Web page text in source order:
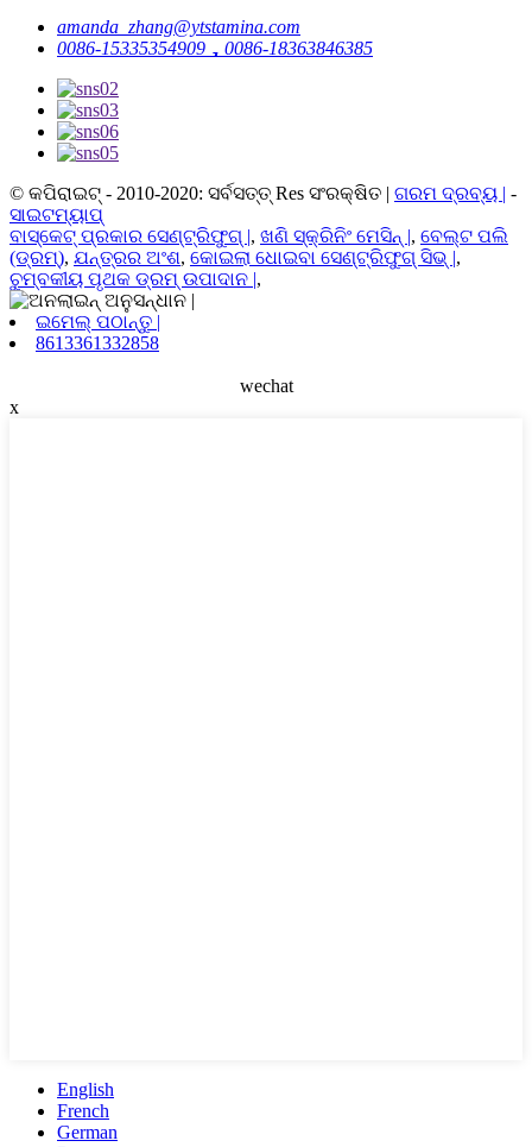
amanda_zhang@ytstamina.com
0086-15335354909，0086-18363846385
© କପିରାଇଟ୍ - 2010-2020: ସର୍ବସତ୍ତ୍ Res ସଂରକ୍ଷିତ | ଗରମ ଦ୍ରବ୍ୟ | -
ସାଇଟମ୍ୟାପ୍
ବାସ୍କେଟ୍ ପ୍ରକାର ସେଣ୍ଟ୍ରିଫୁଗ୍ |, ଖଣି ସ୍କ୍ରିନିଂ ମେସିନ୍ |, ବେଲ୍ଟ ପଲି
(ଡ୍ରମ୍), ଯନ୍ତ୍ରର ଅଂଶ, କୋଇଲା ଧୋଇବା ସେଣ୍ଟ୍ରିଫୁଗ୍ ସିଭ୍ |,
ଚୁମ୍ବକୀୟ ପୃଥକ ଡ୍ରମ୍ ଉପାଦାନ |,
ଇମେଲ୍ ପଠାନ୍ତୁ |
8613361332858
wechat
x
English
French
German